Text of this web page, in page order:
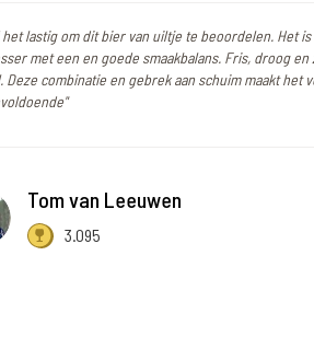
het lastig om dit bier van uiltje te beoordelen. Het
met een en goede smaakbalans. Fris, droog en
Deze combinatie en gebrek aan schuim maakt het
Tom van Leeuwen
3.095